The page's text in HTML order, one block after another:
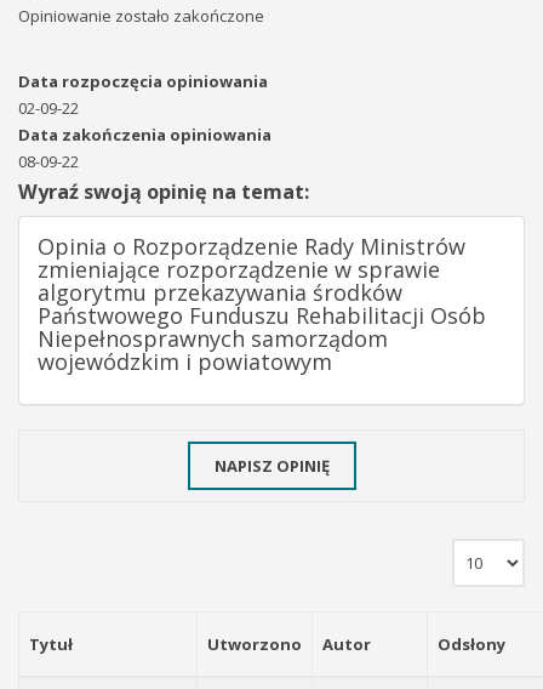
Opiniowanie zostało zakończone
Data rozpoczęcia opiniowania
02-09-22
Data zakończenia opiniowania
08-09-22
Wyraź swoją opinię na temat:
Opinia o Rozporządzenie Rady Ministrów
zmieniające rozporządzenie w sprawie
algorytmu przekazywania środków
Państwowego Funduszu Rehabilitacji Osób
Niepełnosprawnych samorządom
wojewódzkim i powiatowym
NAPISZ OPINIĘ
Tytuł Utworzono Autor Odsłony